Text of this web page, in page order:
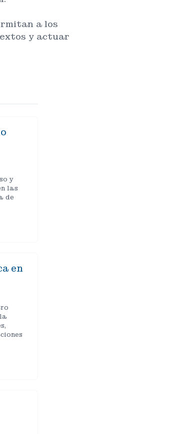
a los
y actuar
y
las
de
en